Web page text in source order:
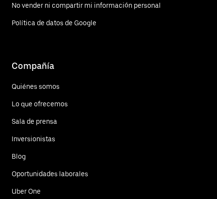
No vender ni compartir mi información personal
Política de datos de Google
Compañía
Quiénes somos
Lo que ofrecemos
Sala de prensa
Inversionistas
Blog
Oportunidades laborales
Uber One